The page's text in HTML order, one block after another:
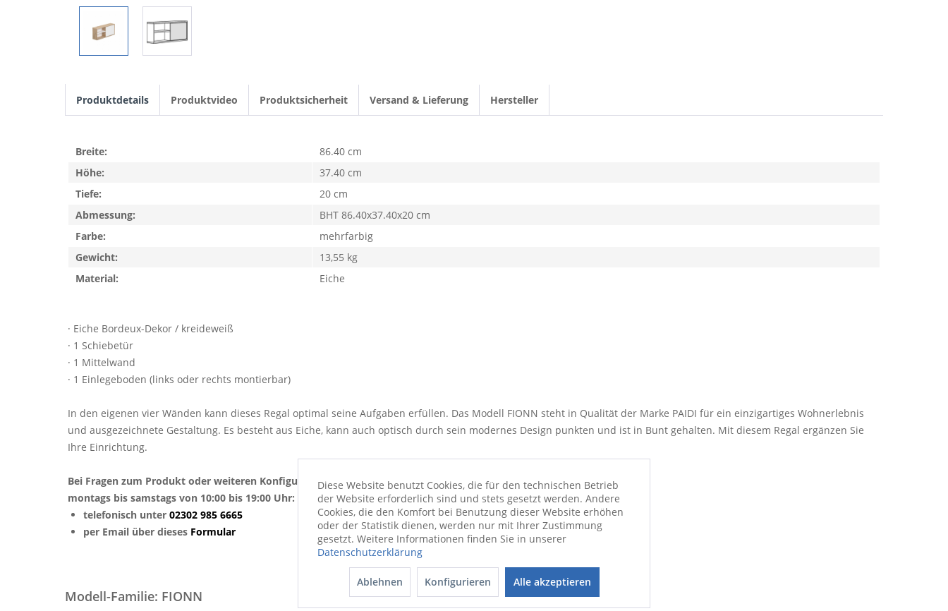
Produktdetails Produktvideo Produktsicherheit Versand & Lieferung Hersteller
· Eiche Bordeux-Dekor / kreideweiß
· 1 Schiebetür
· 1 Mittelwand
· 1 Einlegeboden (links oder rechts montierbar)
In den eigenen vier Wänden kann dieses Regal optimal seine Aufgaben erfüllen. Das Modell FIONN steht in Qualität der Marke PAIDI für ein einzigartiges Wohnerlebnis
und ausgezeichnete Gestaltung. Es besteht aus Eiche, kann auch optisch durch sein modernes Design punkten und ist in Bunt gehalten. Mit diesem Regal ergänzen Sie
Ihre Einrichtung.
Bei Fragen zum Produkt oder weiteren Konfigurationswünschen beraten wir Sie gerne
montags bis samstags von 10:00 bis 19:00 Uhr:
telefonisch unter 02302 985 6665
per Email über dieses Formular
Breite:
86.40 cm
Höhe:
37.40 cm
Tiefe:
20 cm
Abmessung:
BHT 86.40x37.40x20 cm
Farbe:
mehrfarbig
Gewicht:
13,55 kg
Material:
Eiche
Modell-Familie: FIONN
Diese Website benutzt Cookies, die für den technischen Betrieb
der Website erforderlich sind und stets gesetzt werden. Andere
Cookies, die den Komfort bei Benutzung dieser Website erhöhen
oder der Statistik dienen, werden nur mit Ihrer Zustimmung
gesetzt. Weitere Informationen finden Sie in unserer
Datenschutzerklärung
Ablehnen Konfigurieren Alle akzeptieren